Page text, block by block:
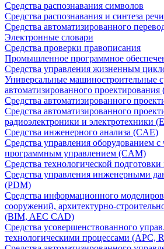
Средства распознавания символов
Средства распознавания и синтеза речи
Средства автоматизированного
Электронные словари
Средства проверки правописания
Промышленное программное
Средства управления жизненным
Универсальные машиностроительные
автоматизированного
Средства автоматизированного
Средства автоматизированного
радиоэлектроники и электротехники
Средства инженерного анализа (CAE)
Средства управления оборудованием
программным управлением (CAM)
Средства технологической
Средства управления инженерными
(PDM)
Средства информационного
сооружений, архитектурно-
(BIM, AEC CAD)
Средства усовершенствованного
технологическими процессами (APC,